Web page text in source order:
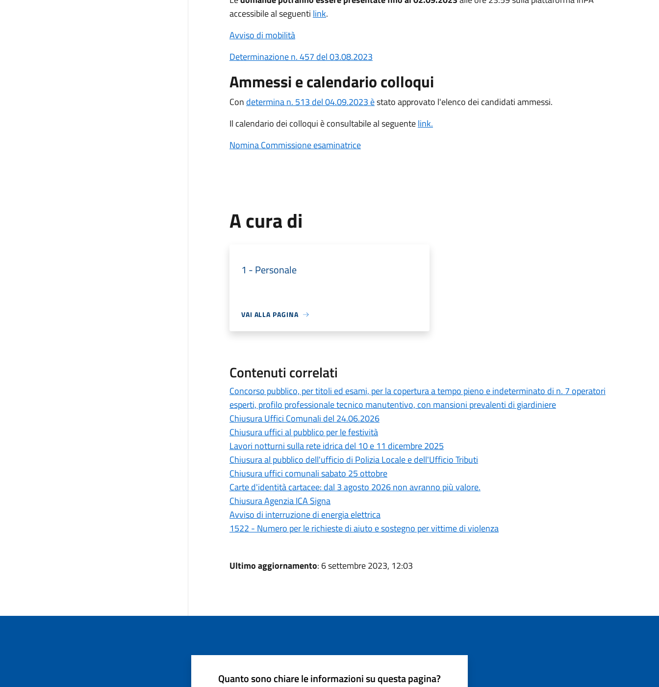
accessibile al seguenti link.
Avviso di mobilità
Determinazione n. 457 del 03.08.2023
Ammessi e calendario colloqui
Con determina n. 513 del 04.09.2023 èstato approvato l'elenco dei candidati ammessi.
Il calendario dei colloqui è consultabile al seguentelink.
Nomina Commissione esaminatrice
A cura di
1 - Personale
VAI ALLA PAGINA
Contenuti correlati
Concorso pubblico, per titoli ed esami, per la copertura a tempo pieno e indeterminato di n. 7 operatori
esperti, profilo professionale tecnico manutentivo, con mansioni prevalenti di giardiniere
Chiusura Uffici Comunali del 24.06.2026
Chiusura uffici al pubblico per le festività
Lavori notturni sulla rete idrica del 10 e 11 dicembre 2025
Chiusura al pubblico dell'ufficio di Polizia Locale e dell'Ufficio Tributi
Chiusura uffici comunali sabato 25 ottobre
Carte d'identità cartacee: dal 3 agosto 2026 non avranno più valore.
Chiusura Agenzia ICA Signa
Avviso di interruzione di energia elettrica
1522 - Numero per le richieste di aiuto e sostegno per vittime di violenza
Ultimo aggiornamento: 6 settembre 2023, 12:03
Quanto sono chiare le informazioni su questa pagina?